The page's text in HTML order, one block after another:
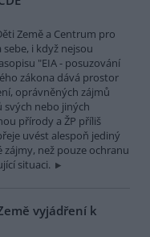
Země a Centrum pro
i když nejsou
"EIA - posuzování
zákona dává prostor
oprávněných zájmů
nebo jiných
přírody a ŽP příliš
uvést alespoň jediný
zájmy, než pouze ochranu
situaci.
vyjádření k